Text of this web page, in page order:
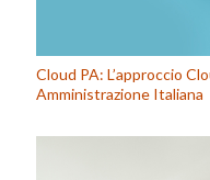
Cloud PA: L’approccio
Amministrazione Italiana